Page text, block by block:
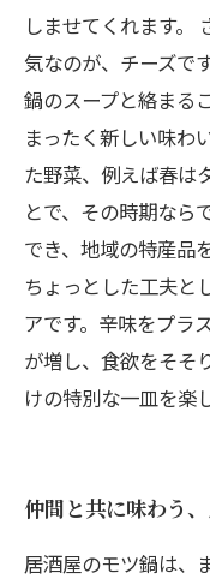
しませてくれます。
気なのが、チーズで
鍋のスープと絡まる
まったく新しい味わ
た野菜、例えば春は
とで、その時期なら
でき、地域の特産品
ちょっとした工夫と
アです。辛味をプラ
が増し、食欲をそそ
けの特別な一皿を楽
仲間と共に味わう
居酒屋のモツ鍋は、